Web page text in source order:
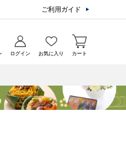
ご利用ガイド
ログイン お気に入り カート